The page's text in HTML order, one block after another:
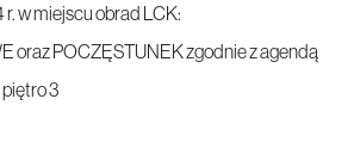
w miejscu obrad LCK:
oraz POCZĘSTUNEK zgodnie z agendą
piętro 3